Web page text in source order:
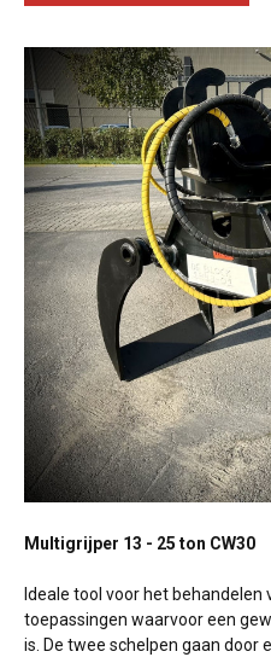
Multigrijper 13 - 25 ton CW30
Ideale tool voor het
toepassingen waarvoor een
is. De twee schelpen gaan door